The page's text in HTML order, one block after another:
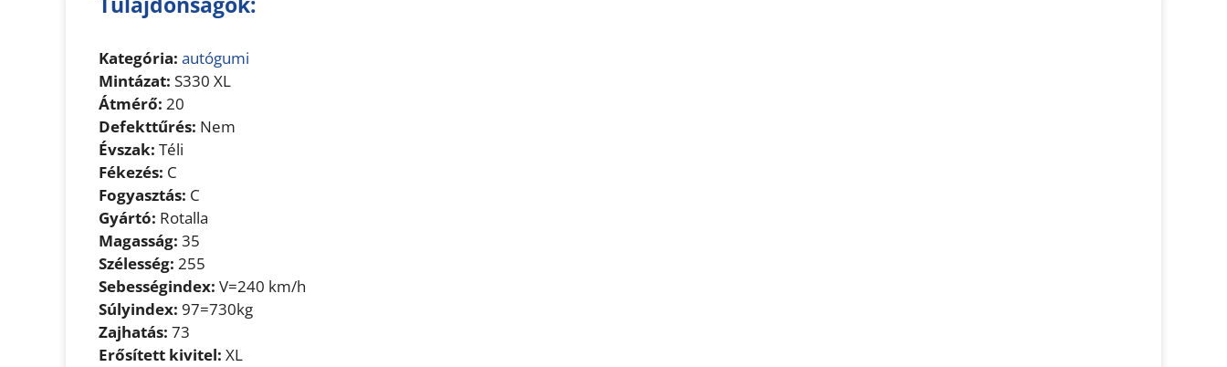
Kategória: autógumi
Mintázat: S330 XL
Átmérő: 20
Defekttűrés: Nem
Évszak: Téli
Fékezés: C
Fogyasztás: C
Gyártó: Rotalla
Magasság: 35
Szélesség: 255
Sebességindex: V=240 km/h
Súlyindex: 97=730kg
Zajhatás: 73
Erősített kivitel: XL